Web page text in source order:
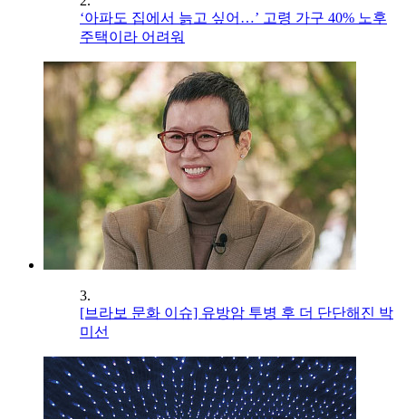
‘아파도 집에서 늙고 싶어…’ 고령 가구 40% 노후
주택이라 어려워
3.
[브라보 문화 이슈] 유방암 투병 후 더 단단해진 박
미선